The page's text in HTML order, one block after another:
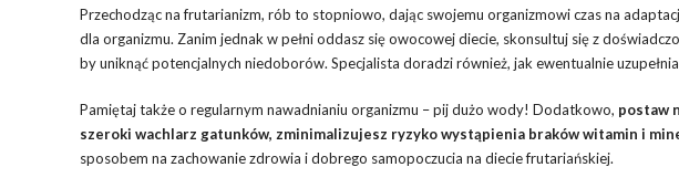
Przechodząc na frutarianizm, rób to stopniowo, dając swojemu organizmowi czas na
dla organizmu. Zanim jednak w pełni oddasz się owocowej diecie, skonsultuj się z
by uniknąć potencjalnych niedoborów. Specjalista doradzi również, jak ewentualnie
Pamiętaj także o regularnym nawadnianiu organizmu – pij dużo wody! Dodatkowo, postaw
szeroki wachlarz gatunków, zminimalizujesz ryzyko wystąpienia braków witamin i
sposobem na zachowanie zdrowia i dobrego samopoczucia na diecie frutariańskiej.